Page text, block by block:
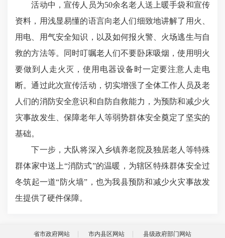
活动中，宣传人员为50余名老人送上暖手袋和宣传
资料，用浅显易懂的语言向老人们细致地讲解了用火、
用电、用气安全知识，以及如何报火警、火场逃生与自
救的方法等。同时叮嘱老人们不要卧床吸烟，使用明火
要做到人走火灭，使用电器设备时一定要注意人走电
断。通过此次宣传活动，切实增强了全体工作人员及老
人们的消防安全意识和自防自救能力，为预防和减少火
灾事故发生、保障老年人等弱势群体安全奠定了坚实的
基础。
下一步，大队将深入乡镇养老院及独居老人等特殊
群体家中送上“消防式”的温暖，为辖区特殊群体安全过
冬筑起一道“防火墙” ，也为我县预防和减少火灾事故发
生提供了硬件保障。
省市政府网站 市内县区网站 县级政府部门网站